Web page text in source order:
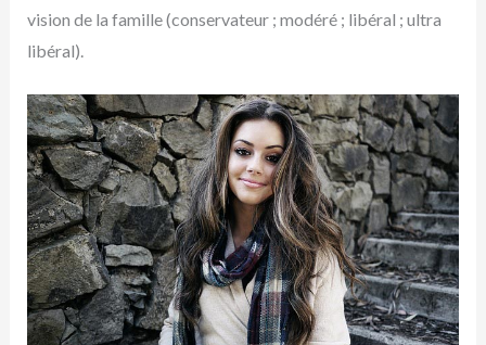
vision de la famille (conservateur ; modéré ; libéral ; ultra
libéral).